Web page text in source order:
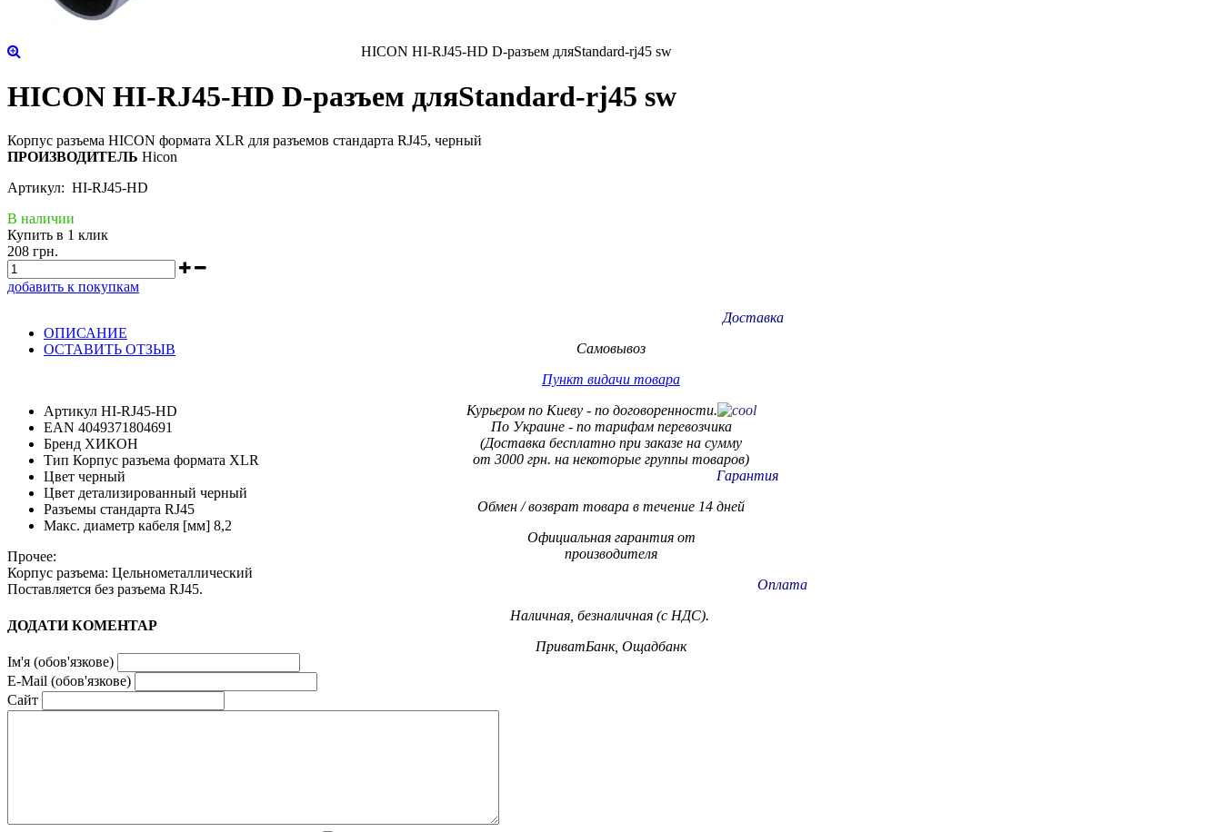
HICON HI-RJ45-HD D-разъем дляStandard-rj45 sw
HICON HI-RJ45-HD D-разъем дляStandard-rj45 sw
Корпус разъема HICON формата XLR для разъемов стандарта RJ45, черный
ПРОИЗВОДИТЕЛЬ Hicon
Артикул: HI-RJ45-HD
В наличии
Купить в 1 клик
208 грн.
добавить к покупкам
Доставка
Самовывоз
Пункт видачи товара
Курьером по Киеву - по договоренности.
По Украине - по тарифам перевозчика
(Доставка бесплатно при заказе на сумму
от 3000 грн. на некоторые группы товаров)
Гарантия
Обмен / возврат товара в течение 14 дней
Официальная гарантия от
производителя
Оплата
Наличная, безналичная (с НДС).
ПриватБанк, Ощадбанк
ОПИСАНИЕ
ОСТАВИТЬ ОТЗЫВ
Артикул HI-RJ45-HD
EAN 4049371804691
Бренд ХИКОН
Тип Корпус разъема формата XLR
Цвет черный
Цвет детализированный черный
Разъемы стандарта RJ45
Макс. диаметр кабеля [мм] 8,2
Прочее:
Корпус разъема: Цельнометаллический
Поставляется без разъема RJ45.
ДОДАТИ КОМЕНТАР
Ім'я (обов'язкове)
E-Mail (обов'язкове)
Сайт